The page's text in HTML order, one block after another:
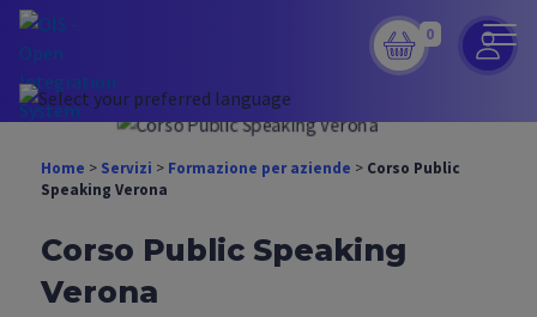
0
Home > Servizi > Formazione per aziende > Corso Public
Speaking Verona
Corso Public Speaking
Verona